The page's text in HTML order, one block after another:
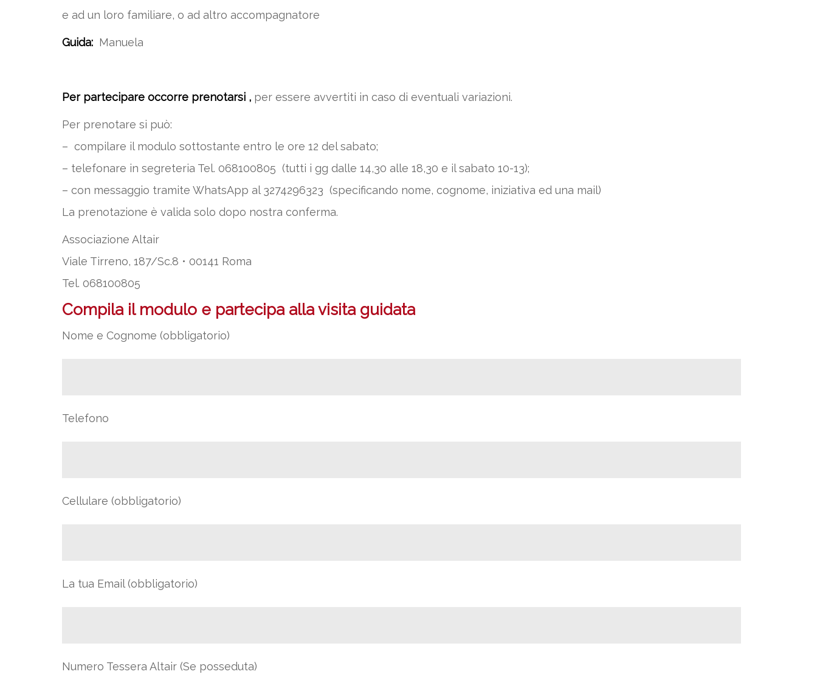
e ad un loro familiare, o ad altro accompagnatore
Guida: Manuela
Per partecipare occorre prenotarsi , per essere avvertiti in caso di eventuali variazioni.
Per prenotare si può:
– compilare il modulo sottostante entro le ore 12 del sabato;
– telefonare in segreteria Tel. 068100805 (tutti i gg dalle 14,30 alle 18,30 e il sabato 10-13);
– con messaggio tramite WhatsApp al 3274296323 (specificando nome, cognome, iniziativa ed una mail)
La prenotazione è valida solo dopo nostra conferma.
Associazione Altair
Viale Tirreno, 187/Sc.8 • 00141 Roma
Tel. 068100805
Compila il modulo e partecipa alla visita guidata
Nome e Cognome (obbligatorio)
Telefono
Cellulare (obbligatorio)
La tua Email (obbligatorio)
Numero Tessera Altair (Se posseduta)